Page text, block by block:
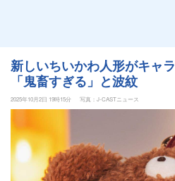
新しいちいかわ人形がキャ
「鬼畜すぎる」と波紋
2025年10月2日 19時15分 写真：J-CASTニュース